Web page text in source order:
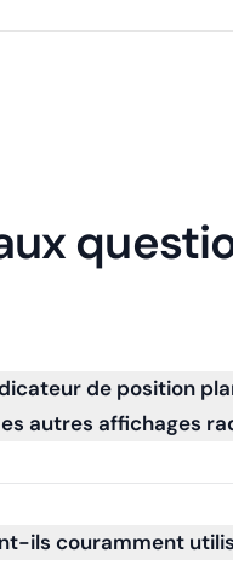
de position
autres affichages
ils couramment